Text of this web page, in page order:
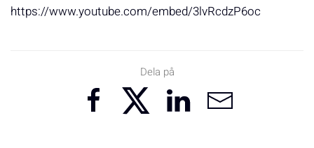
https://www.youtube.com/embed/3lvRcdzP6oc
Dela på